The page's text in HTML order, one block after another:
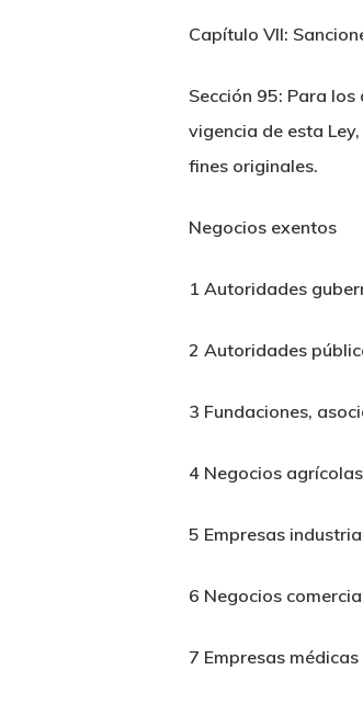
Capítulo VII:
Sección 95: Para
vigencia de esta
fines originales.
Negocios exentos
1 Autoridades
2 Autoridades
3 Fundaciones,
4 Negocios
5 Empresas
6 Negocios
7 Empresas